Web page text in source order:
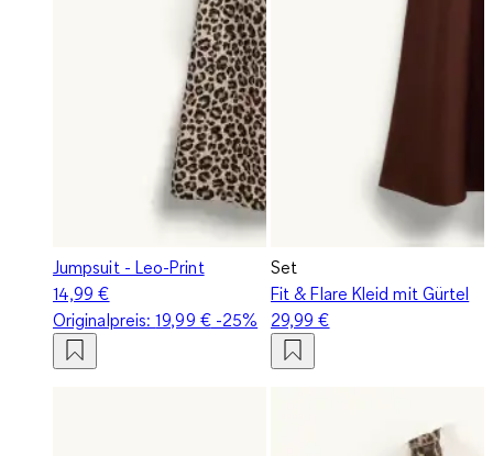
Jumpsuit - Leo-Print
14,99 €
Originalpreis:19,99 €-25%
Set
Fit & Flare Kleid mit Gürtel
29,99 €